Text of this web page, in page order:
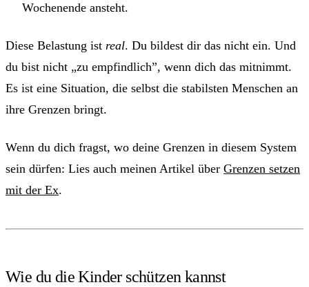
Wochenende ansteht.
Diese Belastung ist real. Du bildest dir das nicht ein. Und
du bist nicht „zu empfindlich”, wenn dich das mitnimmt.
Es ist eine Situation, die selbst die stabilsten Menschen an
ihre Grenzen bringt.
Wenn du dich fragst, wo deine Grenzen in diesem System
sein dürfen: Lies auch meinen Artikel über Grenzen setzen
mit der Ex.
Wie du die Kinder schützen kannst